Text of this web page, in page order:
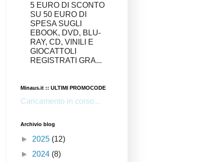
5 EURO DI SCONTO
SU 50 EURO DI
SPESA SUGLI
EBOOK, DVD, BLU-
RAY, CD, VINILI E
GIOCATTOLI
REGISTRATI GRA...
Minaus.it :: ULTIMI PROMOCODE
Caricamento in corso...
Archivio blog
► 2025 (12)
► 2024 (8)